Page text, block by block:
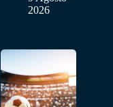
2026